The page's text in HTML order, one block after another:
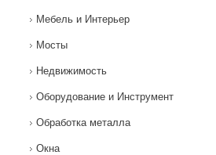
Мебель и Интерьер
Мосты
Недвижимость
Оборудование и Инструмент
Обработка металла
Окна